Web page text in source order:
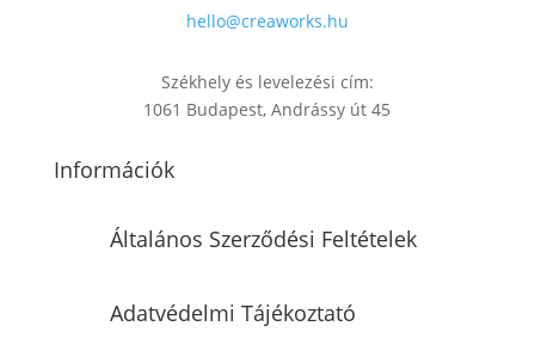
hello@creaworks.hu
Székhely és levelezési cím:
1061 Budapest, Andrássy út 45
Információk
Általános Szerződési Feltételek
Adatvédelmi Tájékoztató